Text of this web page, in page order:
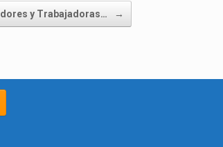
y Trabajadoras… →